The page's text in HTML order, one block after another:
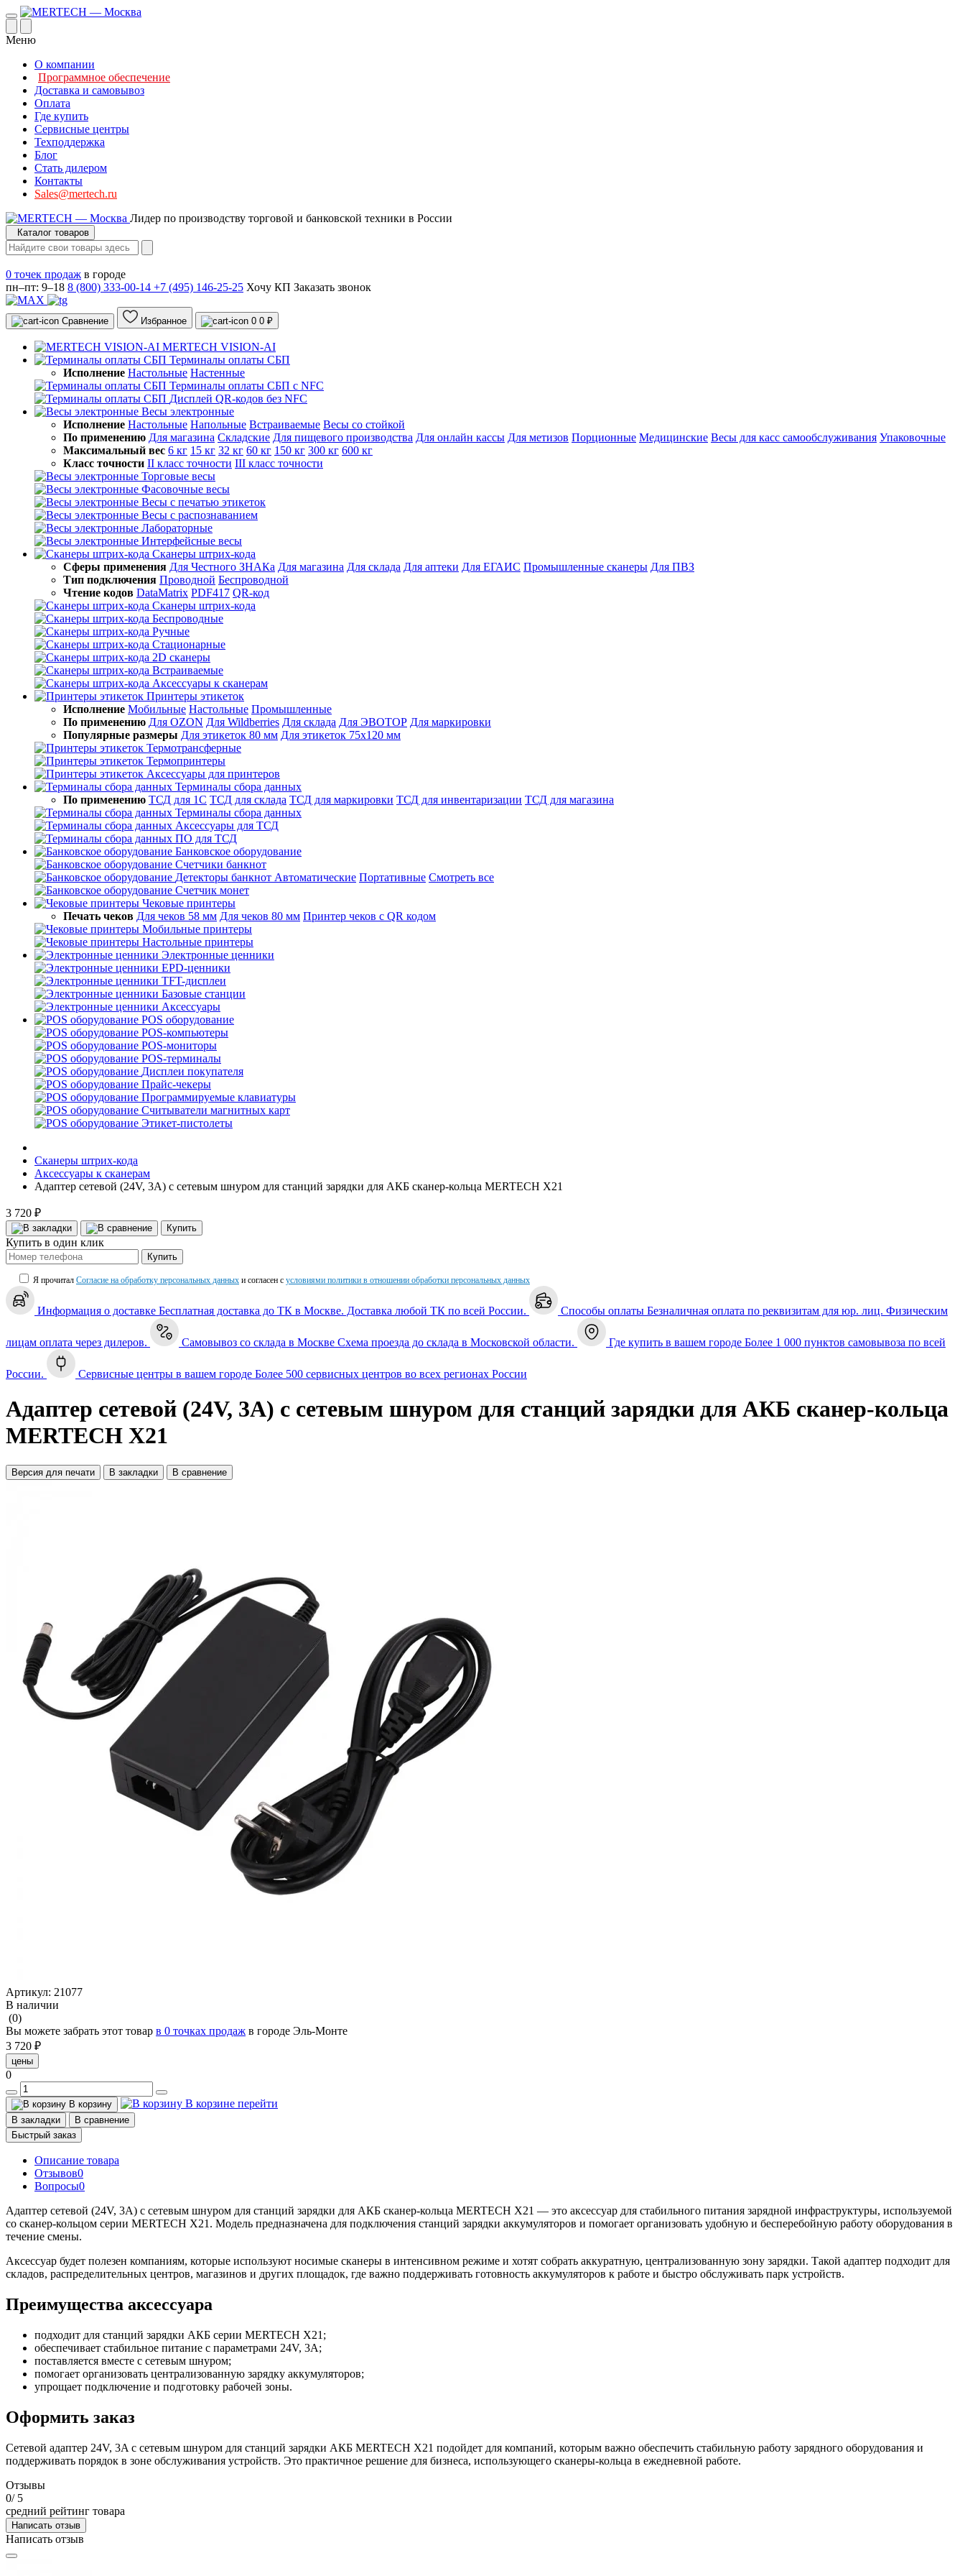
Меню
О компании
Программное обеспечение
Доставка и самовывоз
Оплата
Где купить
Сервисные центры
Техподдержка
Блог
Стать дилером
Контакты
Sales@mertech.ru
Лидер по производству торговой и банковской техники в России
Каталог товаров
0 точек продаж в городе
пн–пт: 9–18 8 (800) 333-00-14 +7 (495) 146-25-25 Хочу КП Заказать звонок
Сравнение Избранное 0 0 ₽
MERTECH VISION-AI
Терминалы оплаты СБП
Исполнение Настольные Настенные
Терминалы оплаты СБП с NFC
Дисплей QR-кодов без NFC
Весы электронные
Исполнение Настольные Напольные Встраиваемые Весы со стойкой
По применению Для магазина Складские Для пищевого производства Для онлайн кассы Для метизов Порционные Медицинские Весы для касс самообслуживания Упаковочные
Максимальный вес 6 кг 15 кг 32 кг 60 кг 150 кг 300 кг 600 кг
Класс точности II класс точности III класс точности
Торговые весы
Фасовочные весы
Весы с печатью этикеток
Весы с распознаванием
Лабораторные
Интерфейсные весы
Сканеры штрих-кода
Сферы применения Для Честного ЗНАКа Для магазина Для склада Для аптеки Для ЕГАИС Промышленные сканеры Для ПВЗ
Тип подключения Проводной Беспроводной
Чтение кодов DataMatrix PDF417 QR-код
Сканеры штрих-кода
Беспроводные
Ручные
Стационарные
2D сканеры
Встраиваемые
Аксессуары к сканерам
Принтеры этикеток
Исполнение Мобильные Настольные Промышленные
По применению Для OZON Для Wildberries Для склада Для ЭВОТОР Для маркировки
Популярные размеры Для этикеток 80 мм Для этикеток 75х120 мм
Термотрансферные
Термопринтеры
Аксессуары для принтеров
Терминалы сбора данных
По применению ТСД для 1С ТСД для склада ТСД для маркировки ТСД для инвентаризации ТСД для магазина
Терминалы сбора данных
Аксессуары для ТСД
ПО для ТСД
Банковское оборудование
Счетчики банкнот
Детекторы банкнот Автоматические Портативные Смотреть все
Счетчик монет
Чековые принтеры
Печать чеков Для чеков 58 мм Для чеков 80 мм Принтер чеков с QR кодом
Мобильные принтеры
Настольные принтеры
Электронные ценники
EPD-ценники
TFT-дисплеи
Базовые станции
Аксессуары
POS оборудование
POS-компьютеры
POS-мониторы
POS-терминалы
Дисплеи покупателя
Прайс-чекеры
Программируемые клавиатуры
Считыватели магнитных карт
Этикет-пистолеты
Сканеры штрих-кода
Аксессуары к сканерам
Адаптер сетевой (24V, 3A) с сетевым шнуром для станций зарядки для АКБ сканер-кольца MERTECH X21
3 720 ₽
Купить
Купить в один клик
Купить
Я прочитал Согласие на обработку персональных данных и согласен с условиями политики в отношении обработки персональных данных
Информация о доставке Бесплатная доставка до ТК в Москве. Доставка любой ТК по всей России. Способы оплаты Безналичная оплата по реквизитам для юр. лиц. Физическим
лицам оплата через дилеров. Самовывоз со склада в Москве Схема проезда до склада в Московской области. Где купить в вашем городе Более 1 000 пунктов самовывоза по всей
России. Сервисные центры в вашем городе Более 500 сервисных центров во всех регионах России
Адаптер сетевой (24V, 3A) с сетевым шнуром для станций зарядки для АКБ сканер-кольца
MERTECH X21
Версия для печати В закладки В сравнение
Артикул: 21077
В наличии
(0)
Вы можете забрать этот товар в 0 точках продаж в городе Эль-Монте
3 720 ₽
цены
0
В корзину В корзине перейти
В закладки
В сравнение
Быстрый заказ
Описание товара
Отзывов0
Вопросы0
Адаптер сетевой (24V, 3A) с сетевым шнуром для станций зарядки для АКБ сканер-кольца MERTECH X21 — это аксессуар для стабильного питания зарядной инфраструктуры, используемой
со сканер-кольцом серии MERTECH X21. Модель предназначена для подключения станций зарядки аккумуляторов и помогает организовать удобную и бесперебойную работу оборудования в
течение смены.
Аксессуар будет полезен компаниям, которые используют носимые сканеры в интенсивном режиме и хотят собрать аккуратную, централизованную зону зарядки. Такой адаптер подходит для
складов, распределительных центров, магазинов и других площадок, где важно поддерживать готовность аккумуляторов к работе и быстро обслуживать парк устройств.
Преимущества аксессуара
подходит для станций зарядки АКБ серии MERTECH X21;
обеспечивает стабильное питание с параметрами 24V, 3A;
поставляется вместе с сетевым шнуром;
помогает организовать централизованную зарядку аккумуляторов;
упрощает подключение и подготовку рабочей зоны.
Оформить заказ
Сетевой адаптер 24V, 3A с сетевым шнуром для станций зарядки АКБ MERTECH X21 подойдет для компаний, которым важно обеспечить стабильную работу зарядного оборудования и
поддерживать порядок в зоне обслуживания устройств. Это практичное решение для бизнеса, использующего сканеры-кольца в ежедневной работе.
Отзывы
0/ 5
средний рейтинг товара
Написать отзыв
Написать отзыв